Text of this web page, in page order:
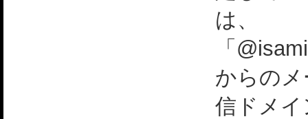
は、
「
からの
信ドメ